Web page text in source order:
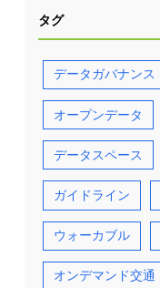
タグ
データガバナンス
オープンデータ
データスペース
ガイドライン
ウォーカブル
オンデマンド交通